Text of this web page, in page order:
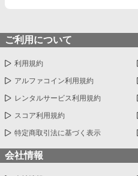
ご利用について
利用規約
アルファコイン利用規約
レンタルサービス利用規約
スコア利用規約
特定商取引法に基づく表示
会社情報